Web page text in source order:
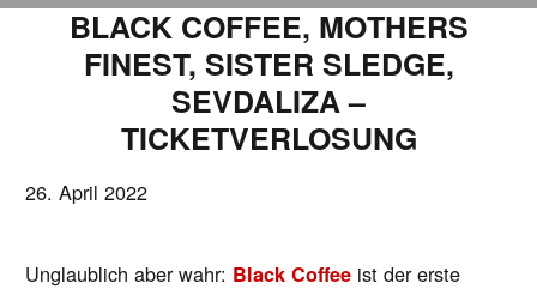
BLACK COFFEE, MOTHERS
FINEST, SISTER SLEDGE,
SEVDALIZA –
TICKETVERLOSUNG
26. April 2022
Unglaublich aber wahr: Black Coffee ist der erste